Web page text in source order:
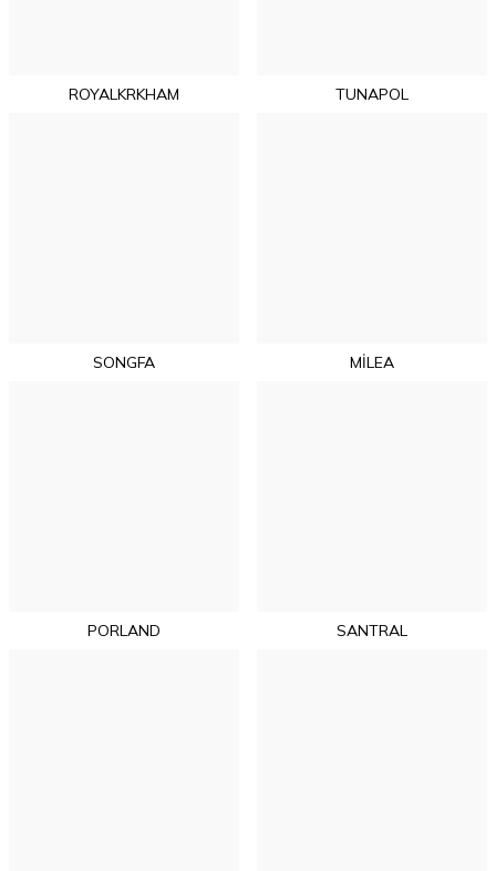
ROYALKRKHAM TUNAPOL
SONGFA MİLEA
PORLAND SANTRAL